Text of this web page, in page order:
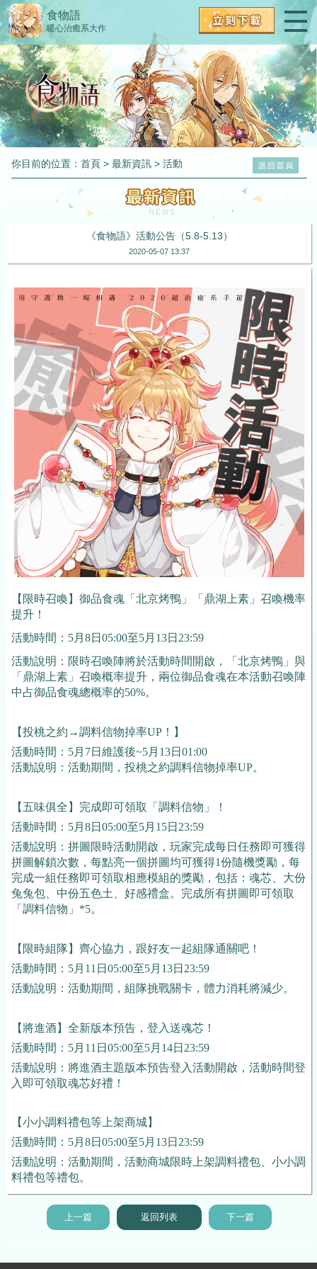
食物語
暖心治癒系大作
你目前的位置：首頁 >最新資訊 >活動
《食物語》活動公告（5.8-5.13）
2020-05-07 13:37
【限時召喚】御品食魂 「北京烤鴨」「鼎湖上素」召喚機率
提升！
活動時間： 5月8日05:00至5月13日23:59
活動說明：限時召喚陣將於活動時間開啟 ，「北京烤鴨」與
「鼎湖上素」召喚概率提升，兩位御品食魂在本活動召喚陣
中占御品食魂總概率的50%。
【投桃之約 →調料信物掉率UP！】
活動時間： 5月7日維護後~5月13日01:00
活動說明：活動期間，投桃之約調料信物掉率UP。
【五味俱全】完成即可領取「調料信物」！
活動時間： 5月8日05:00至5月15日23:59
活動說明：拼圖限時活動開啟，玩家完成每日任務即可獲得
拼圖解鎖次數，每點亮一個拼圖均可獲得1份隨機獎勵，每
完成一組任務即可領取相應模組的獎勵，包括：魂芯、大份
兔兔包、中份五色土、好感禮盒。完成所有拼圖即可領取
「調料信物」*5。
【限時組隊】齊心協力，跟好友一起組隊通關吧！
活動時間： 5月11日05:00至5月13日23:59
活動說明：活動期間，組隊挑戰關卡，體力消耗將減少。
【將進酒】全新版本預告，登入送魂芯！
活動時間： 5月11日05:00至5月14日23:59
活動說明：將進酒主題版本預告登入活動開啟，活動時間登
入即可領取魂芯好禮！
【小小調料禮包等上架商城】
活動時間：5月8日05:00至5月13日23:59
活動說明：活動期間，活動商城限時上架調料禮包、小小調
料禮包等禮包。
上一篇 返回列表 下一篇